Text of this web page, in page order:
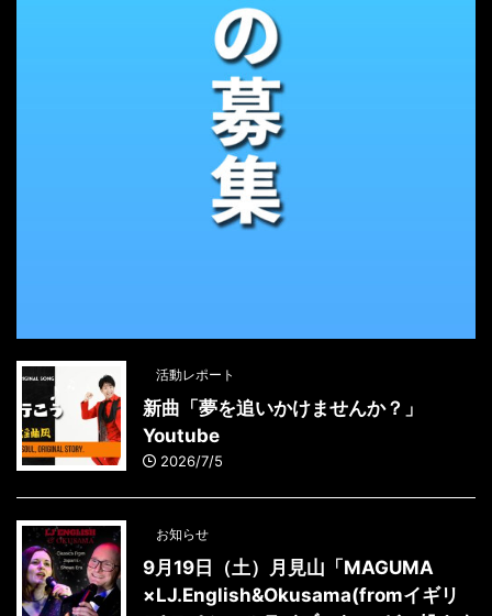
活動レポート
新曲「夢を追いかけませんか？」
Youtube
2026/7/5
お知らせ
9月19日（土）月見山「MAGUMA
×LJ.English&Okusama(fromイギリ